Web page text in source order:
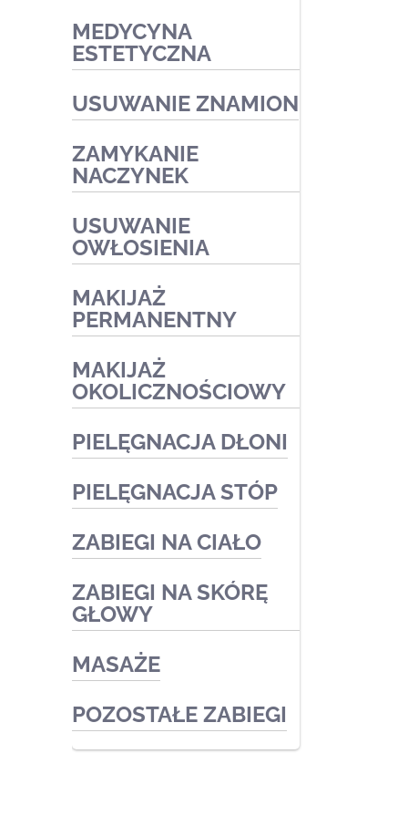
Zabiegi oczyszczające
Zabiegi przeciwtrądzikowe2
Zabiegi na naczynka i trądzik
różowaty
Zabiegi złuszczające na
kwasach
przebarwienia
Zabiegi medyczne
Zabiegi kosmetyczne
Zabiegi medyczne
MEDYCYNA
ESTETYCZNA
USUWANIE ZNAMION
ZAMYKANIE
NACZYNEK
USUWANIE
OWŁOSIENIA
MAKIJAŻ
PERMANENTNY
MAKIJAŻ
OKOLICZNOŚCIOWY
PIELĘGNACJA DŁONI
Zabiegi medyczne
PIELĘGNACJA STÓP
Podologia
ZABIEGI NA CIAŁO
Zabiegi kosmetyczne
Zabiegi medyczne
ZABIEGI NA SKÓRĘ
GŁOWY
MASAŻE
POZOSTAŁE ZABIEGI